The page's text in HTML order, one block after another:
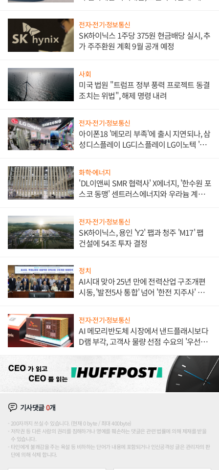
전자·전기·정보통신
SK하이닉스 1주당 375원 현금배당 실시, 추
가 주주환원 계획 9월 공개 예정
사회
미국 법원 "트럼프 정부 풍력 프로젝트 동결
조치는 위법", 해제 명령 내려
전자·전기·정보통신
아이폰18 '메모리 부족'에 출시 지연되나, 삼
성디스플레이 LG디스플레이 LG이노텍 '탈
화학·에너지
'DL이앤씨 SMR 협력사' X에너지, '한수원 포
스코 동맹' 센트러스에너지와 우라늄 계약
전자·전기·정보통신
SK하이닉스, 용인 'Y2' 팹과 청주 'M17' 팹
건설에 54조 투자 결정
정치
AI시대 맞아 25년 만에 전력산업 구조개편
시동, '발전5사 통합' 넘어 '한전 지주사' 재편
전자·전기·정보통신
AI 메모리반도체 시장에서 낸드플래시보다
D램 부각, 고객사 물량 선점 수요의 '우선순
기사댓글0개
200자까지 쓰실 수 있습니다. (현재 0 byte / 최대 400byte)
저작권 등 다른 사람의 권리를 침해하거나 명예를 훼손하는 댓글은 관련 법률에 의해 제재를 받을
수 있습니다.
타인에게 불쾌감을 주는 욕설 등 비하하는 단어가 내용에 포함되거나 인신공격성 글은 관리자의 판
단에 의해 삭제 합니다.